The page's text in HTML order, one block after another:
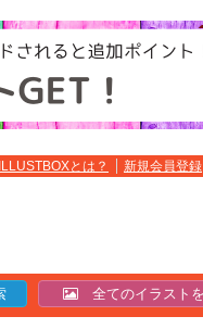
ILLUSTBOXとは？ 新規会員登録
全てのイラスト